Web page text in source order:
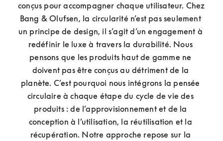
conçus pour accompagner chaque utilisateur. Chez
Bang & Olufsen, la circularité n’est pas seulement
un principe de design, il s’agit d’un engagement à
redéfinir le luxe à travers la durabilité. Nous
pensons que les produits haut de gamme ne
doivent pas être conçus au détriment de la
planète. C’est pourquoi nous intégrons la pensée
circulaire à chaque étape du cycle de vie des
produits : de l’approvisionnement et de la
conception à l’utilisation, la réutilisation et la
récupération. Notre approche repose sur la